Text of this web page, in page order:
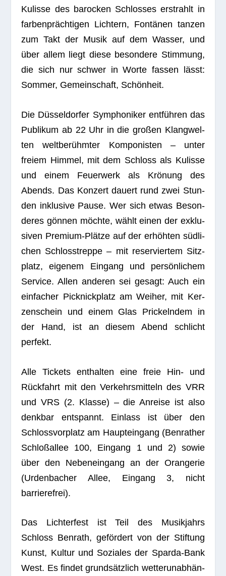
Kulisse des baro­cken Schlos­ses erstrahlt in
far­ben­präch­ti­gen Lich­tern, Fon­tä­nen tan­zen
zum Takt der Musik auf dem Was­ser, und
über allem liegt diese beson­dere Stim­mung,
die sich nur schwer in Worte fas­sen lässt:
Som­mer, Gemein­schaft, Schönheit.
Die Düs­sel­dor­fer Sym­pho­ni­ker ent­füh­ren das
Publi­kum ab 22 Uhr in die gro­ßen Klang­wel­
ten welt­be­rühm­ter Kom­po­nis­ten – unter
freiem Him­mel, mit dem Schloss als Kulisse
und einem Feu­er­werk als Krö­nung des
Abends. Das Kon­zert dau­ert rund zwei Stun­
den inklu­sive Pause. Wer sich etwas Beson­
de­res gön­nen möchte, wählt einen der exklu­
si­ven Pre­mium-Plätze auf der erhöh­ten süd­li­
chen Schloss­treppe – mit reser­vier­tem Sitz­
platz, eige­nem Ein­gang und per­sön­li­chem
Ser­vice. Allen ande­ren sei gesagt: Auch ein
ein­fa­cher Pick­nick­platz am Wei­her, mit Ker­
zen­schein und einem Glas Pri­ckeln­dem in
der Hand, ist an die­sem Abend schlicht
perfekt.
Alle Tickets ent­hal­ten eine freie Hin- und
Rück­fahrt mit den Ver­kehrs­mit­teln des VRR
und VRS (2. Klasse) – die Anreise ist also
denk­bar ent­spannt. Ein­lass ist über den
Schloss­vor­platz am Haupt­ein­gang (Ben­ra­ther
Schloß­al­lee 100, Ein­gang 1 und 2) sowie
über den Neben­ein­gang an der Oran­ge­rie
(Urden­ba­cher Allee, Ein­gang 3, nicht
barrierefrei).
Das Lich­ter­fest ist Teil des Musik­jahrs
Schloss Ben­rath, geför­dert von der Stif­tung
Kunst, Kul­tur und Sozia­les der Sparda-Bank
West. Es fin­det grund­sätz­lich wet­ter­un­ab­hän­